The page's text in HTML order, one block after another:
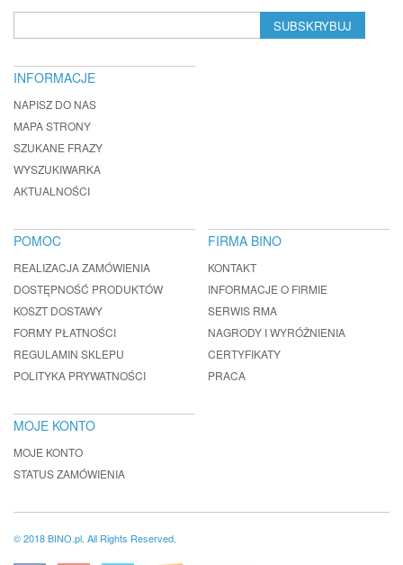
SUBSKRYBUJ
INFORMACJE
NAPISZ DO NAS
MAPA STRONY
SZUKANE FRAZY
WYSZUKIWARKA
AKTUALNOŚCI
POMOC
REALIZACJA ZAMÓWIENIA
DOSTĘPNOŚĆ PRODUKTÓW
KOSZT DOSTAWY
FORMY PŁATNOŚCI
REGULAMIN SKLEPU
POLITYKA PRYWATNOŚCI
FIRMA BINO
KONTAKT
INFORMACJE O FIRMIE
SERWIS RMA
NAGRODY I WYRÓŻNIENIA
CERTYFIKATY
PRACA
MOJE KONTO
MOJE KONTO
STATUS ZAMÓWIENIA
© 2018 BINO.pl. All Rights Reserved.